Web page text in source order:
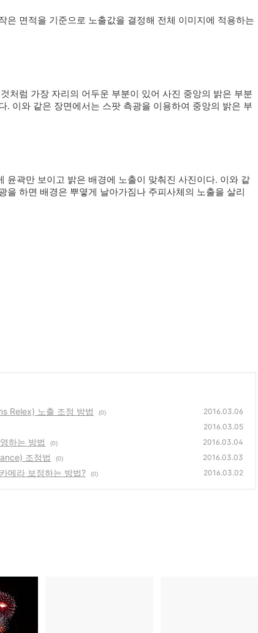
은 면적을 기준으로 노출값을 결정해 전체 이미지에 적용하는
처럼 가장 자리의 어두운 부분이 있어 사진 중앙의 밝은 부분
. 이와 같은 장면에서는 스팟 측광을 이용하여 중앙의 밝은 부
윤곽만 보이고 밝은 배경에 노출이 맞춰진 사진이다. 이와 같
을 하면 배경은 뿌옇게 날아가짐나 주피사체의 노출을 살리
Relex) 노출 조정 방법 (0) 2016.03.06
2016.03.05
하는 방법 (0) 2016.03.04
조정법 (0) 2016.03.03
메라 보정하는 방법? (0) 2016.03.02